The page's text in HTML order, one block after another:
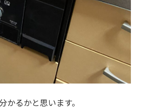
るかと思います。